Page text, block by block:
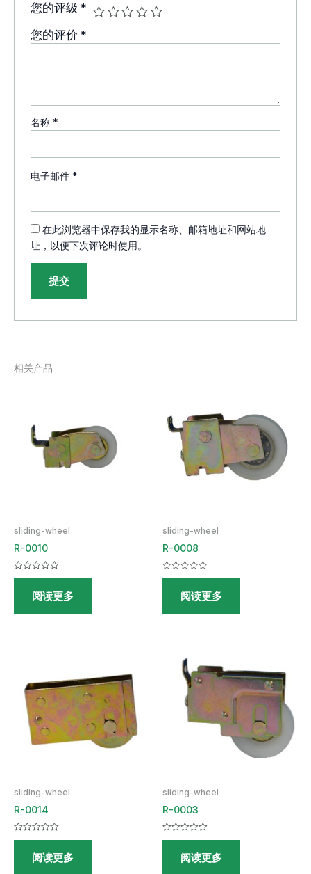
您的评级 *
您的评价 *
名称 *
电子邮件 *
在此浏览器中保存我的显示名称、邮箱地址和网站地
址，以便下次评论时使用。
相关产品
sliding-wheel
R-0010
评
&sol;阅读更多
sliding-wheel
R-0008
评
&sol;阅读更多
sliding-wheel
R-0014
评
&sol;阅读更多
sliding-wheel
R-0003
评
&sol;阅读更多